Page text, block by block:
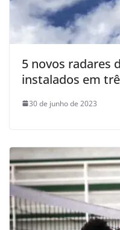
5 novos radares
instalados em
30 de junho de 2023